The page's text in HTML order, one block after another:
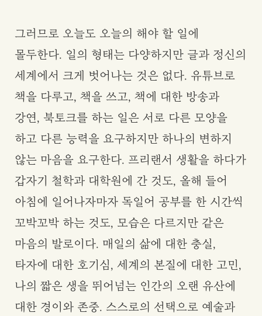
그러므로 오늘도 오늘의 해야 할 일에
몰두한다. 일의 형태는 다양하지만 글과 정신의
세계에서 크게 벗어나는 것은 없다. 유튜브로
책을 다루고, 책을 쓰고, 책에 대한 방송과
강연, 북토크를 하는 일은 서로 다른 모양을
하고 다른 능력을 요구하지만 하나의 변하지
않는 마음을 요구한다. 프리랜서 생활을 하다가
갑자기 철학과 대학원에 간 것도, 올해 들어
아침에 일어나자마자 독일어 공부를 한 시간씩
꼬박꼬박 하는 것도, 모습은 다르지만 같은
마음의 발로이다. 매일의 삶에 대한 충실,
타자에 대한 호기심, 세계의 본질에 대한 고민,
나의 짧은 생을 뛰어넘는 인간의 오랜 유산에
대한 경이와 존중. 스스로의 선택으로 예술과